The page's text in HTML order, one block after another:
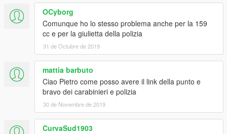
OCyborg
Comunque ho lo stesso problema anche per la 159
cc e per la giulietta della polizia
31 de Octubre de 2019
mattia barbuto
Ciao Pietro come posso avere il link della punto e
bravo dei carabinieri e polizia
30 de Novembre de 2019
CurvaSud1903